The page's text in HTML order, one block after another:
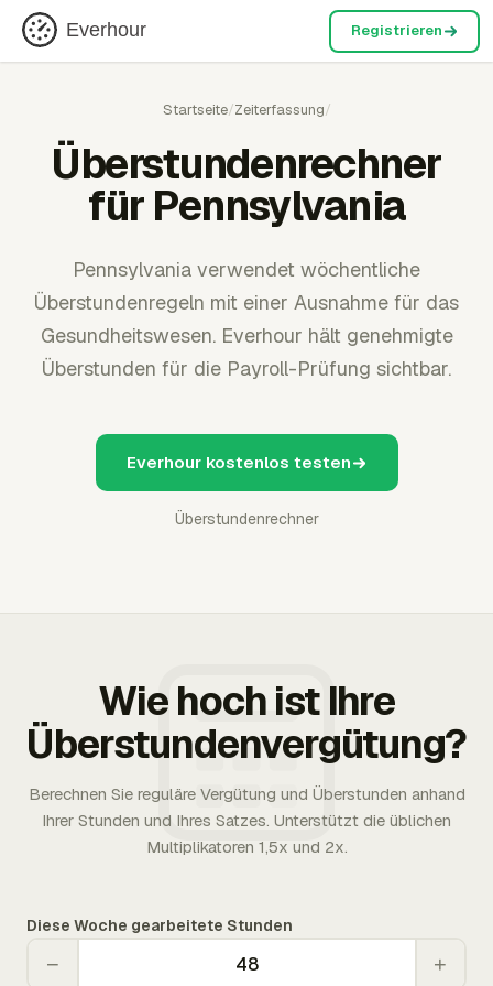
Everhour Registrieren
Startseite/Zeiterfassung/
Überstundenrechner
für Pennsylvania
Pennsylvania verwendet wöchentliche
Überstundenregeln mit einer Ausnahme für das
Gesundheitswesen. Everhour hält genehmigte
Überstunden für die Payroll-Prüfung sichtbar.
Everhour kostenlos testen
Überstundenrechner
Wie hoch ist Ihre
Überstundenvergütung?
Berechnen Sie reguläre Vergütung und Überstunden anhand
Ihrer Stunden und Ihres Satzes. Unterstützt die üblichen
Multiplikatoren 1,5x und 2x.
Diese Woche gearbeitete Stunden
− +